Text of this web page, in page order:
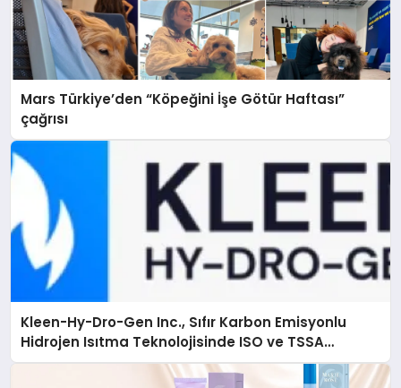
Mars Türkiye’den “Köpeğini İşe Götür Haftası”
çağrısı
Kleen-Hy-Dro-Gen Inc., Sıfır Karbon Emisyonlu
Hidrojen Isıtma Teknolojisinde ISO ve TSSA
Düzenleyici Onaylarını Aldı